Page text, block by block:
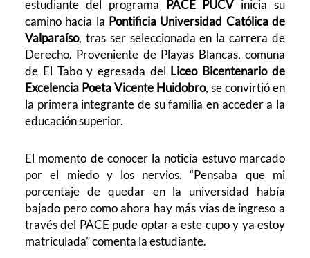
estudiante del programa PACE PUCVinicia su
camino hacia la Pontificia Universidad Católica de
Valparaíso, tras ser seleccionada en la carrera de
Derecho. Proveniente de Playas Blancas, comuna
de El Tabo y egresada del Liceo Bicentenario de
Excelencia Poeta Vicente Huidobro, se convirtió en
la primera integrante de su familia en acceder a la
educación superior.
El momento de conocer la noticia estuvo marcado
por el miedo y los nervios. “Pensaba que mi
porcentaje de quedar en la universidad había
bajado pero como ahora hay más vías de ingreso a
través del PACE pude optar a este cupo y ya estoy
matriculada” comenta la estudiante.